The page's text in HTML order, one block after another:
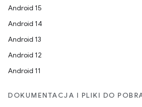
Android 15
Android 14
Android 13
Android 12
Android 11
DOKUMENTACJA I PLIKI DO